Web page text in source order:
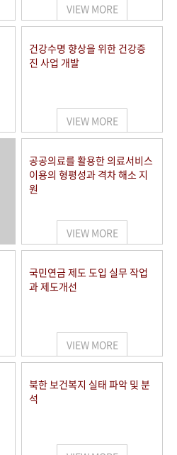
VIEW MORE
건강수명 향상을 위한 건강증
진 사업 개발
VIEW MORE
공공의료를 활용한 의료서비스
이용의 형평성과 격차 해소 지
원
VIEW MORE
국민연금 제도 도입 실무 작업
과 제도개선
VIEW MORE
북한 보건복지 실태 파악 및 분
석